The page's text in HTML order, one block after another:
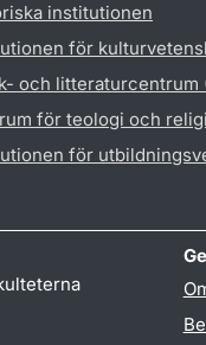
institutionen
för
och litteraturcentrum
för teologi och
för